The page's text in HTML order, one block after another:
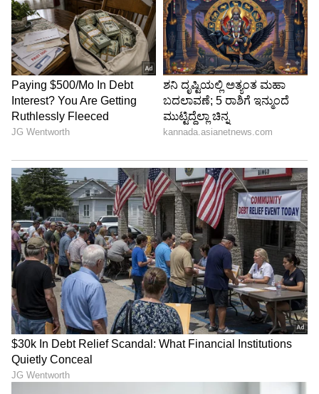
LATEST VIDEOS
ABOUT THE AUTHOR
SN Suvarna News